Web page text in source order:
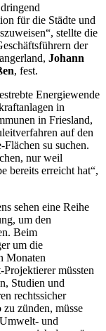
für die Städte und
stellte die
der
Johann
, fest.
Energiewende
in
in Friesland,
auf den
su suchen.
nur weil
bereits erreicht hat“,
sehen eine Reihe
um den
Beim
um die
Monaten
müssten
Studien und
rechtssicher
zünden, müsse
und